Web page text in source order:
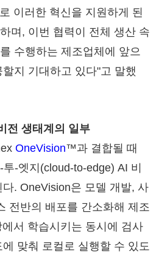
이러한 혁신을 지원하게 된
며, 이번 협력이 전체 생산 속
수행하는 제조업체에 앞으
지 기대하고 있다"고 말했
전 생태계의 일부
OneVision™과 결합될 때
-엣지(cloud-to-edge) AI 비
. OneVision은 모델 개발, 사
전반의 배포를 간소화해 제조
서 학습시키는 동시에 검사
맞춰 로컬로 실행할 수 있도